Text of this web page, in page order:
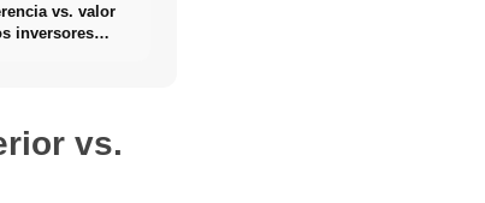
vs. valor
inversores
vs.